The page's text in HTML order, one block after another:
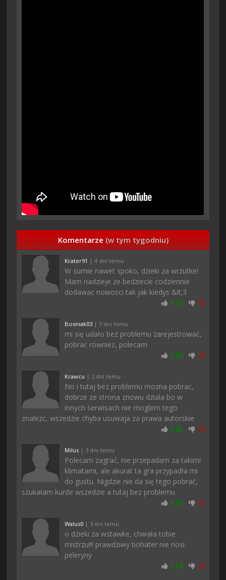
Komentarze (w tym tygodniu)
Krater91 | 4 dni temu
W sumie nawet spoko, dzieki za wrzutke!
Mam nadzieje ze bedziecie codziennie
dodawac nowosci tak jak kiedys &lt;3
+27 -2
Bosniak03 | 7 dni temu
mi się udało bez problemu zarejestrować,
pobrać również, polecam
+26 -2
Krawcu | 2 dni temu
No i tutaj bez problemu mozna pobrac,
dobrze ze strona znowu dziala bo w
innych serwisach nie moglem tego
znalezc, wszedzie chyba usuwaja za prawa autorskie
+25 -2
Milus | 3 dni temu
Polecam zagrać, nie przepadam za takimi
klimatami, ale akurat ta gra przypadła mi
do gustu. Nigdzie nie da się tego pobrać,
szukałam kurde wszedzie a tutaj bez problemu
+25 -1
Walus0 | 3 dni temu
o dzieki za wstawke, chwała tobie
mistrzu!!! prawdziwy bohater nie nosi
peleryny
+24 -2